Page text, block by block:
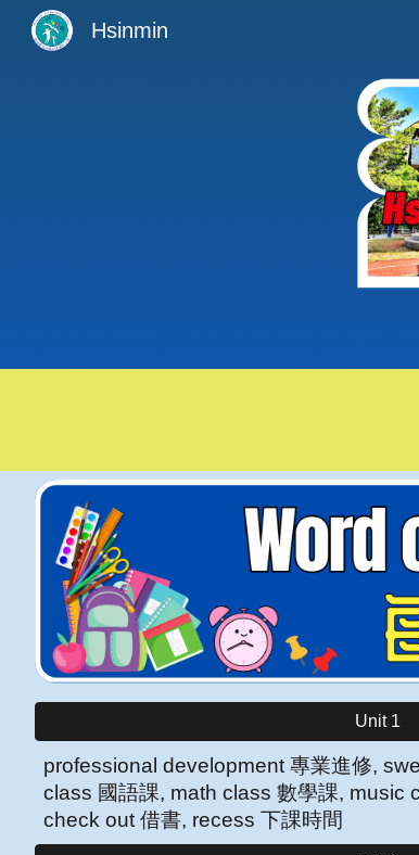
Hsinmin
Unit 1
professional development 專業進修,
class 國語課, math class 數學課, music
check out 借書, recess 下課時間